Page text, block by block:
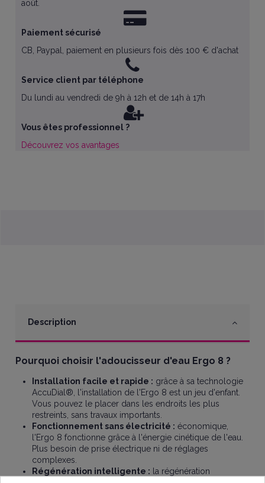
août.
Paiement sécurisé
CB, Paypal, paiement en plusieurs fois dès 100 € d'achat
Service client par téléphone
Du lundi au vendredi de 9h à 12h et de 14h à 17h
Vous êtes professionnel ?
Découvrez vos avantages
Description
Pourquoi choisir l'adoucisseur d'eau Ergo 8 ?
Installation facile et rapide : grâce à sa technologie
AccuDial®, l'installation de l'Ergo 8 est un jeu d'enfant.
Vous pouvez le placer dans les endroits les plus
restreints, sans travaux importants.
Fonctionnement sans électricité : économique,
l'Ergo 8 fonctionne grâce à l'énergie cinétique de l'eau.
Plus besoin de prise électrique ni de réglages
complexes.
Régénération intelligente : la régénération